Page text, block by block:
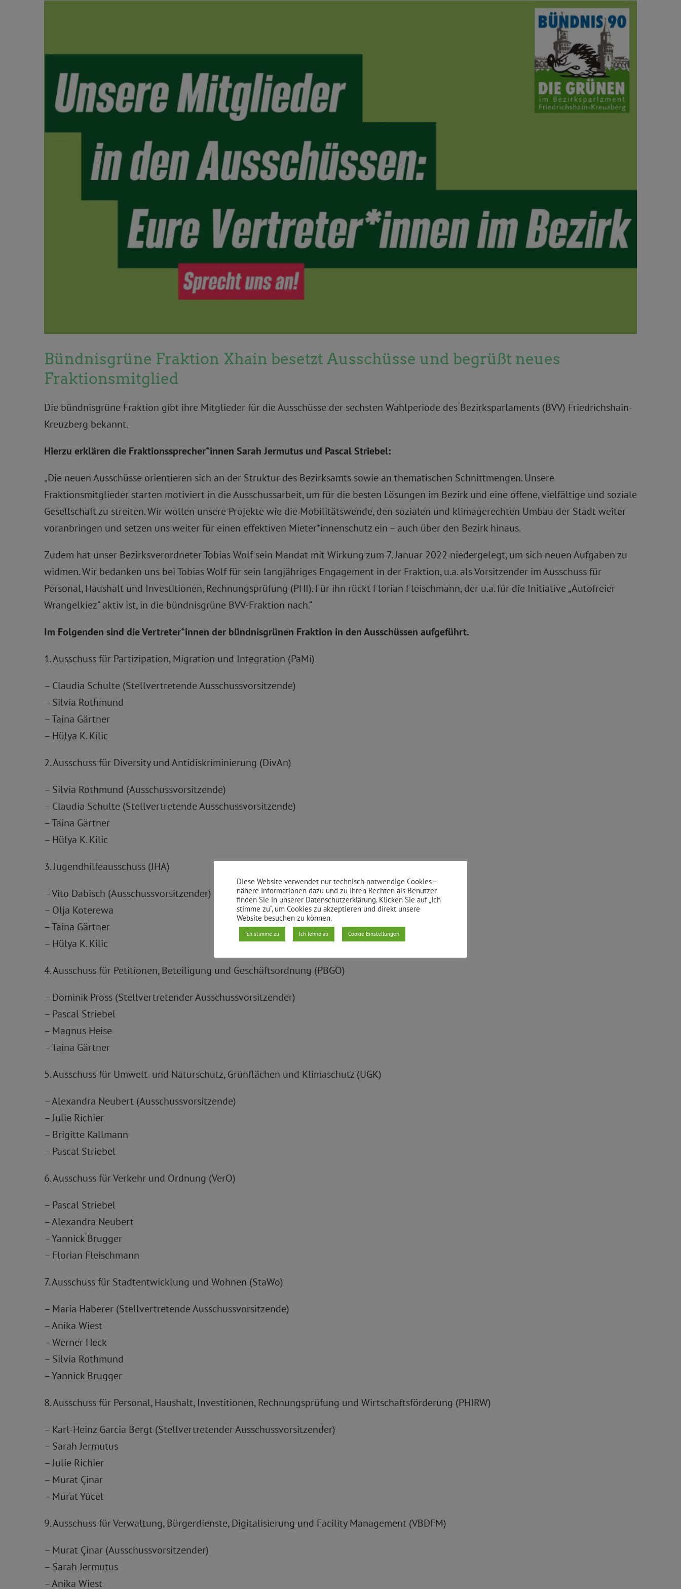
Bündnisgrüne Fraktion Xhain besetzt Ausschüsse und begrüßt neues
Fraktionsmitglied
Die bündnisgrüne Fraktion gibt ihre Mitglieder für die Ausschüsse der sechsten Wahlperiode des Bezirksparlaments (BVV) Friedrichshain-
Kreuzberg bekannt.
Hierzu erklären die Fraktionssprecher*innen Sarah Jermutus und Pascal Striebel:
„Die neuen Ausschüsse orientieren sich an der Struktur des Bezirksamts sowie an thematischen Schnittmengen. Unsere
Fraktionsmitglieder starten motiviert in die Ausschussarbeit, um für die besten Lösungen im Bezirk und eine offene, vielfältige und soziale
Gesellschaft zu streiten. Wir wollen unsere Projekte wie die Mobilitätswende, den sozialen und klimagerechten Umbau der Stadt weiter
voranbringen und setzen uns weiter für einen effektiven Mieter*innenschutz ein – auch über den Bezirk hinaus.
Zudem hat unser Bezirksverordneter Tobias Wolf sein Mandat mit Wirkung zum 7. Januar 2022 niedergelegt, um sich neuen Aufgaben zu
widmen. Wir bedanken uns bei Tobias Wolf für sein langjähriges Engagement in der Fraktion, u.a. als Vorsitzender im Ausschuss für
Personal, Haushalt und Investitionen, Rechnungsprüfung (PHI). Für ihn rückt Florian Fleischmann, der u.a. für die Initiative „Autofreier
Wrangelkiez“ aktiv ist, in die bündnisgrüne BVV-Fraktion nach.“
Im Folgenden sind die Vertreter*innen der bündnisgrünen Fraktion in den Ausschüssen aufgeführt.
1. Ausschuss für Partizipation, Migration und Integration (PaMi)
– Claudia Schulte (Stellvertretende Ausschussvorsitzende)
– Silvia Rothmund
– Taina Gärtner
– Hülya K. Kilic
2. Ausschuss für Diversity und Antidiskriminierung (DivAn)
– Silvia Rothmund (Ausschussvorsitzende)
– Claudia Schulte (Stellvertretende Ausschussvorsitzende)
– Taina Gärtner
– Hülya K. Kilic
3. Jugendhilfeausschuss (JHA)
– Vito Dabisch (Ausschussvorsitzender)
– Olja Koterewa
– Taina Gärtner
– Hülya K. Kilic
4. Ausschuss für Petitionen, Beteiligung und Geschäftsordnung (PBGO)
– Dominik Pross (Stellvertretender Ausschussvorsitzender)
– Pascal Striebel
– Magnus Heise
– Taina Gärtner
5. Ausschuss für Umwelt- und Naturschutz, Grünflächen und Klimaschutz (UGK)
– Alexandra Neubert (Ausschussvorsitzende)
– Julie Richier
– Brigitte Kallmann
– Pascal Striebel
6. Ausschuss für Verkehr und Ordnung (VerO)
– Pascal Striebel
– Alexandra Neubert
– Yannick Brugger
– Florian Fleischmann
7. Ausschuss für Stadtentwicklung und Wohnen (StaWo)
– Maria Haberer (Stellvertretende Ausschussvorsitzende)
– Anika Wiest
– Werner Heck
– Silvia Rothmund
– Yannick Brugger
8. Ausschuss für Personal, Haushalt, Investitionen, Rechnungsprüfung und Wirtschaftsförderung (PHIRW)
– Karl-Heinz Garcia Bergt (Stellvertretender Ausschussvorsitzender)
– Sarah Jermutus
– Julie Richier
– Murat Çinar
– Murat Yücel
9. Ausschuss für Verwaltung, Bürgerdienste, Digitalisierung und Facility Management (VBDFM)
– Murat Çinar (Ausschussvorsitzender)
– Sarah Jermutus
– Anika Wiest
Diese Website verwendet nur technisch notwendige Cookies –
nähere Informationen dazu und zu Ihren Rechten als Benutzer
finden Sie in unserer Datenschutzerklärung. Klicken Sie auf „Ich
stimme zu“, um Cookies zu akzeptieren und direkt unsere
Website besuchen zu können.
Ich stimme zu Ich lehne ab Cookie Einstellungen